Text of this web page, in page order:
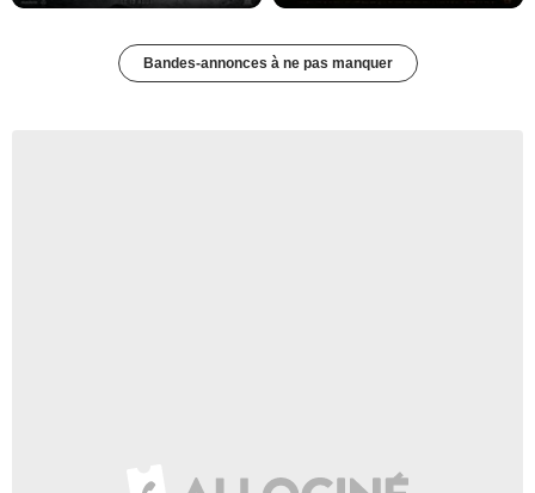
Bandes-annonces à ne pas manquer